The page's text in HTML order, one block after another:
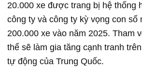
20.000 xe được trang bị hệ thống
công ty và công ty kỳ vọng con số
200.000 xe vào năm 2025. Tham
thể sẽ làm gia tăng cạnh tranh
tự động của Trung Quốc.